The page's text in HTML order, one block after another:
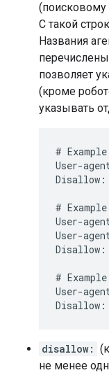
(поисковому
С такой
Названия
позволяет
(кроме
указывать
#
User-
#
User-
User-
#
User-
disallow:
не менее